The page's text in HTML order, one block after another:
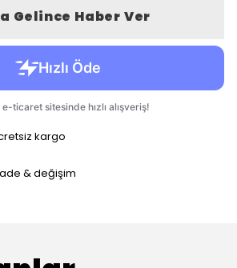
Gelince Haber Ver
kargo
& değişim